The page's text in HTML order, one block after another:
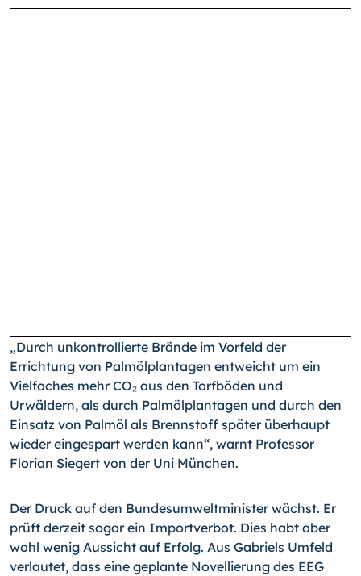
„Durch unkontrollierte Brände im Vorfeld der
Errichtung von Palmölplantagen entweicht um ein
Vielfaches mehr CO₂ aus den Torfböden und
Urwäldern, als durch Palmölplantagen und durch den
Einsatz von Palmöl als Brennstoff später überhaupt
wieder eingespart werden kann“, warnt Professor
Florian Siegert von der Uni München.
Der Druck auf den Bundesumweltminister wächst. Er
prüft derzeit sogar ein Importverbot. Dies habt aber
wohl wenig Aussicht auf Erfolg. Aus Gabriels Umfeld
verlautet, dass eine geplante Novellierung des EEG